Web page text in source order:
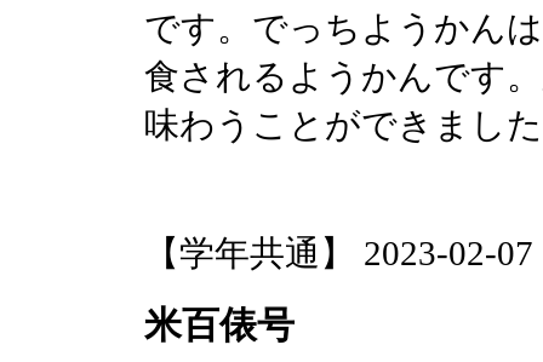
です。でっちようかん
食されるようかんです
味わうことができまし
【学年共通】 2023-02-
米百俵号